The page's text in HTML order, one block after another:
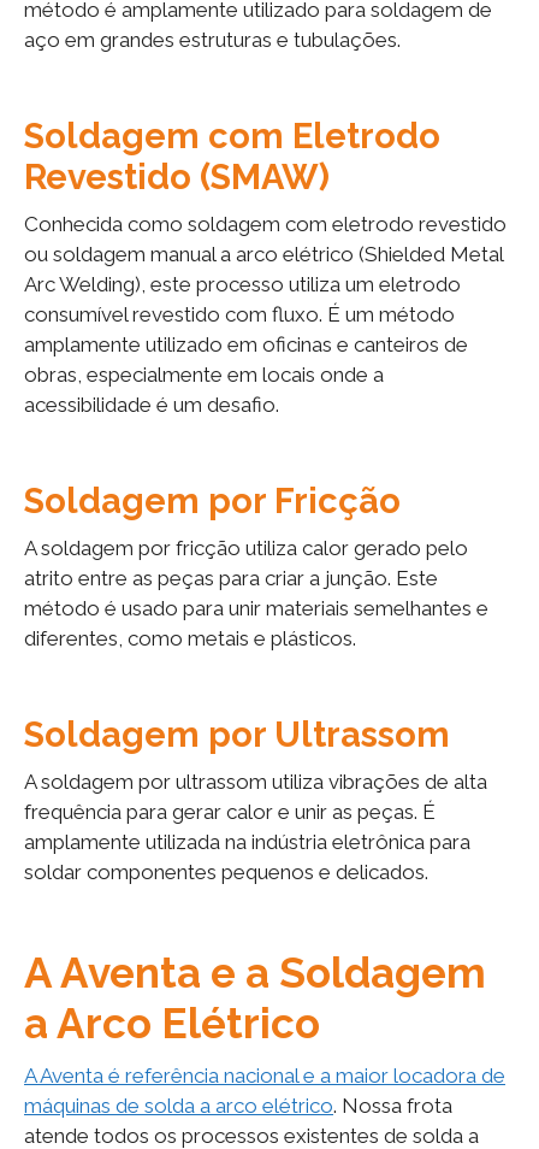
método é amplamente utilizado para soldagem de
aço em grandes estruturas e tubulações.
Soldagem com Eletrodo
Revestido (SMAW)
Conhecida como soldagem com eletrodo revestido
ou soldagem manual a arco elétrico (Shielded Metal
Arc Welding), este processo utiliza um eletrodo
consumível revestido com fluxo. É um método
amplamente utilizado em oficinas e canteiros de
obras, especialmente em locais onde a
acessibilidade é um desafio.
Soldagem por Fricção
A soldagem por fricção utiliza calor gerado pelo
atrito entre as peças para criar a junção. Este
método é usado para unir materiais semelhantes e
diferentes, como metais e plásticos.
Soldagem por Ultrassom
A soldagem por ultrassom utiliza vibrações de alta
frequência para gerar calor e unir as peças. É
amplamente utilizada na indústria eletrônica para
soldar componentes pequenos e delicados.
A Aventa e a Soldagem
a Arco Elétrico
A Aventa é referência nacional e a maior locadora de
máquinas de solda a arco elétrico. Nossa frota
atende todos os processos existentes de solda a